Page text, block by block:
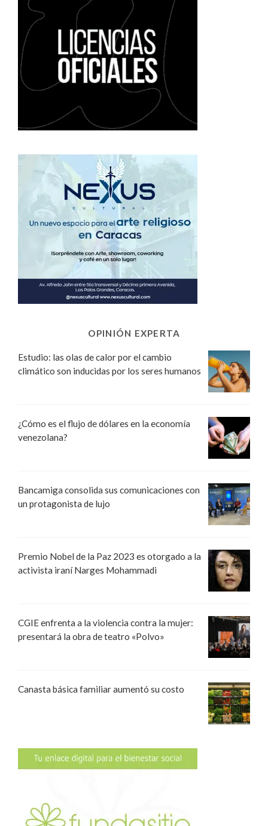
OPINIÓN EXPERTA
Estudio: las olas de calor por el cambio
climático son inducidas por los seres humanos
¿Cómo es el flujo de dólares en la economía
venezolana?
Bancamiga consolida sus comunicaciones con
un protagonista de lujo
Premio Nobel de la Paz 2023 es otorgado a la
activista iraní Narges Mohammadi
CGIE enfrenta a la violencia contra la mujer:
presentará la obra de teatro «Polvo»
Canasta básica familiar aumentó su costo